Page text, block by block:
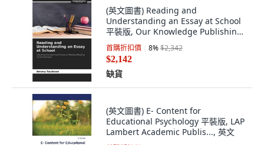
(英文圖書) Reading and
Understanding an Essay at School
平裝版, Our Knowledge Publishing,
英文
首購折扣價 8%$2,342
$2,142
缺貨
(英文圖書) E- Content for
Educational Psychology 平裝版, LAP
Lambert Academic Publis..., 英文